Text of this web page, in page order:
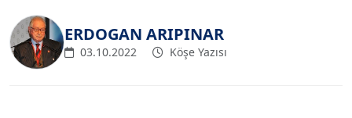
ERDOGAN ARIPINAR
03.10.2022 Köşe Yazısı